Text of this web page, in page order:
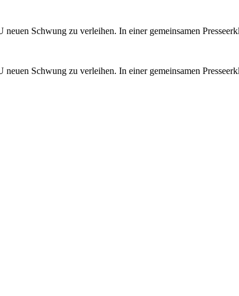
Schwung zu verleihen. In einer gemeinsamen
Schwung zu verleihen. In einer gemeinsamen